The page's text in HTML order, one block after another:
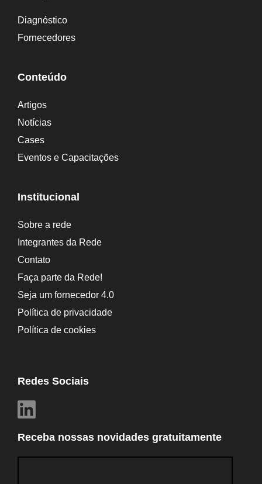
Diagnóstico
Fornecedores
Conteúdo
Artigos
Notícias
Cases
Eventos e Capacitações
Institucional
Sobre a rede
Integrantes da Rede
Contato
Faça parte da Rede!
Seja um fornecedor 4.0
Política de privacidade
Política de cookies
Redes Sociais
Receba nossas novidades gratuitamente